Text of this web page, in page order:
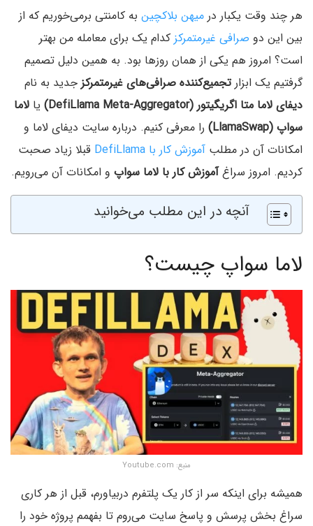
هر چند وقت یکبار در میهن بلاکچین به کامنتی برمی‌خوریم که از
بین این دو صرافی غیرمتمرکز کدام یک برای معامله من بهتر
است؟ امروز هم یکی از همان روزها بود. به همین دلیل تصمیم
گرفتیم یک ابزارتجمیع‌کننده صرافی‌های غیرمتمرکز جدید به نام
دیفای لاما متا اگریگیتور (DefiLlama Meta-Aggregator)
یا لاما
سواپ (LlamaSwap)
را معرفی کنیم. درباره سایت دیفای لاما و
امکانات آن در مطلب آموزش کار با DefiLlama
قبلا زیاد صحبت
کردیم. امروز سراغآموزش کار با لاما سواپ و امکانات آن می‌رویم.
آنچه در این مطلب می‌خوانید
لاما سواپ چیست؟
منبع: Youtube.com
همیشه برای اینکه سر از کار یک پلتفرم دربیاورم، قبل از هر کاری
سراغ بخش پرسش و پاسخ سایت می‌روم تا بفهمم پروژه خود را